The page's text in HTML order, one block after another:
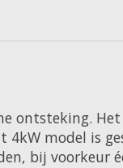
ontsteking.
4kW model is
bij voorkeur